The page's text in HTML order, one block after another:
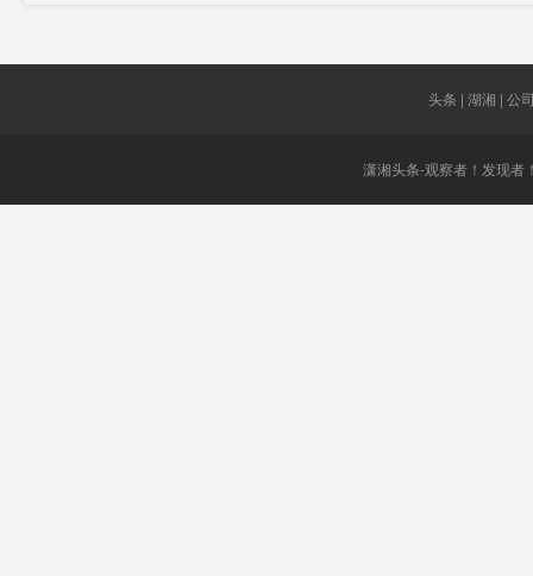
头条 | 湖湘 | 公
潇湘头条-观察者！发现者